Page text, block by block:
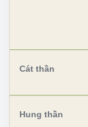
Cát thần
Hung thần